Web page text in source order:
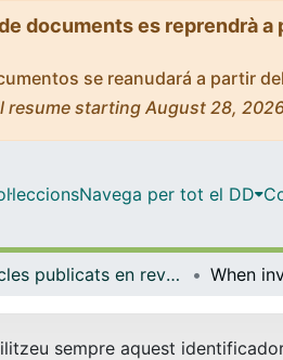
documents es reprendrà
se reanudará a partir
starting August 28,
Navega per tot el DD
Articles publicats en revistes (Genètica, Microbiologia i Estadística)
sempre aquest